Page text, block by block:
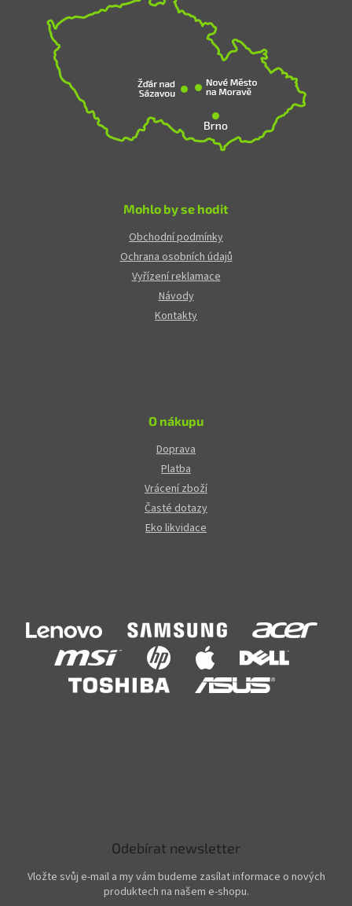
Mohlo by se hodit
Obchodní podmínky
Ochrana osobních údajů
Vyřízení reklamace
Návody
Kontakty
O nákupu
Doprava
Platba
Vrácení zboží
Časté dotazy
Eko likvidace
Odebírat newsletter
Vložte svůj e-mail a my vám budeme zasílat informace o nových
produktech na našem e-shopu.